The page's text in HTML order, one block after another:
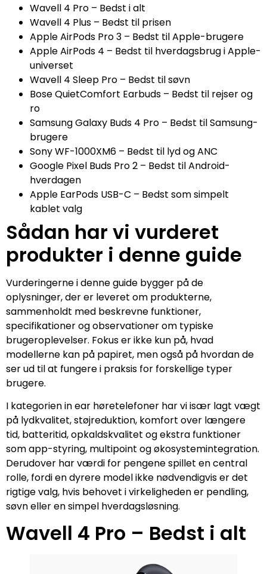
Wavell 4 Pro – Bedst i alt
Wavell 4 Plus – Bedst til prisen
Apple AirPods Pro 3 – Bedst til Apple-brugere
Apple AirPods 4 – Bedst til hverdagsbrug i Apple-
universet
Wavell 4 Sleep Pro – Bedst til søvn
Bose QuietComfort Earbuds – Bedst til rejser og
ro
Samsung Galaxy Buds 4 Pro – Bedst til Samsung-
brugere
Sony WF-1000XM6 – Bedst til lyd og ANC
Google Pixel Buds Pro 2 – Bedst til Android-
hverdagen
Apple EarPods USB-C – Bedst som simpelt
kablet valg
Sådan har vi vurderet
produkter i denne guide
Vurderingerne i denne guide bygger på de
oplysninger, der er leveret om produkterne,
sammenholdt med beskrevne funktioner,
specifikationer og observationer om typiske
brugeroplevelser. Fokus er ikke kun på, hvad
modellerne kan på papiret, men også på hvordan de
ser ud til at fungere i praksis for forskellige typer
brugere.
I kategorien in ear høretelefoner har vi især lagt vægt
på lydkvalitet, støjreduktion, komfort over længere
tid, batteritid, opkaldskvalitet og ekstra funktioner
som app-styring, multipoint og økosystemintegration.
Derudover har værdi for pengene spillet en central
rolle, fordi en dyrere model ikke nødvendigvis er det
rigtige valg, hvis behovet i virkeligheden er pendling,
søvn eller en simpel hverdagsløsning.
Wavell 4 Pro – Bedst i alt